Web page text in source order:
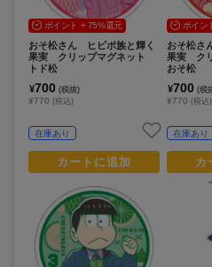
ポイント + 75%還元
おそ松さん ヒピポ族と輝く
果実 クリップマグネット
トド松
¥700 (税抜)
¥770 (税込)
在庫あり
カートに追加
ポイン
おそ松さ
果実 ク
おそ松
¥700 (税
¥770 (税込)
在庫あり
カ